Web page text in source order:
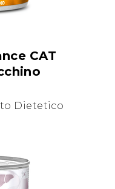
CAT
Dietetico